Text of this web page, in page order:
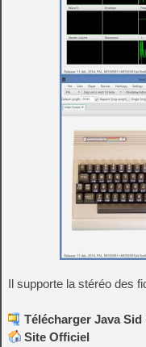
Il supporte la stéréo des
Télécharger Java Sid
Site Officiel